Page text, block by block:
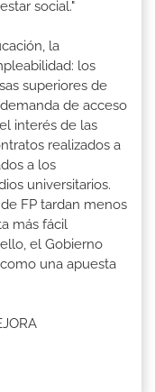
social."
la
los
superiores de
de acceso
interés de las
realizados a
a los
universitarios.
FP tardan menos
más fácil
el Gobierno
una apuesta